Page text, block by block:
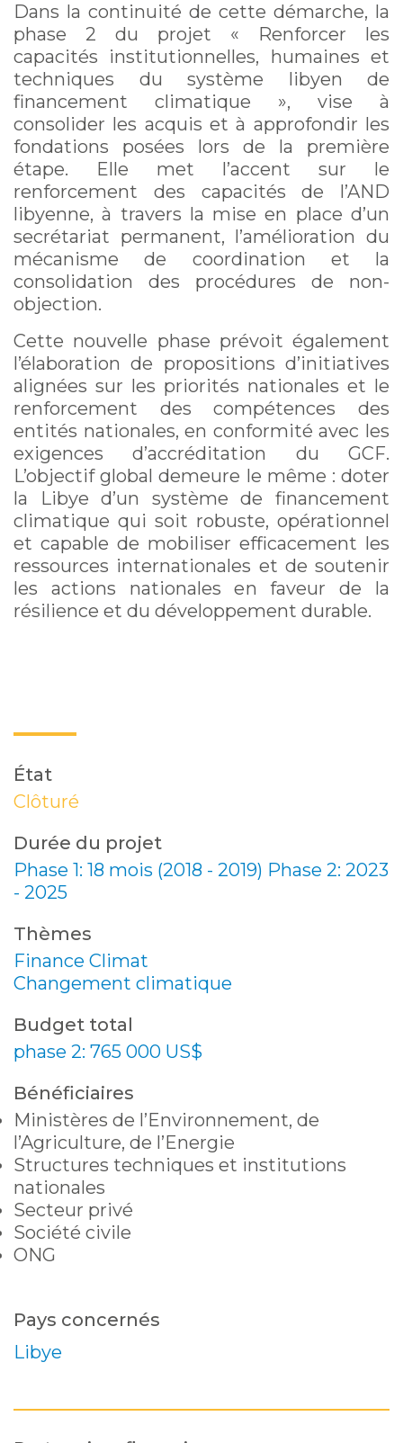
État
Clôturé
Durée du projet
Phase 1: 18 mois (2018 - 2019) Phase 2: 2023
- 2025
Thèmes
Finance Climat
Changement climatique
Budget total
phase 2: 765 000 US$
Bénéficiaires
Ministères de l’Environnement, de
l’Agriculture, de l’Energie
Structures techniques et institutions
nationales
Secteur privé
Société civile
ONG
Pays concernés
Libye
Dans la continuité de cette démarche, la
phase 2 du projet « Renforcer les
capacités institutionnelles, humaines et
techniques du système libyen de
financement climatique », vise à
consolider les acquis et à approfondir les
fondations posées lors de la première
étape. Elle met l’accent sur le
renforcement des capacités de l’AND
libyenne, à travers la mise en place d’un
secrétariat permanent, l’amélioration du
mécanisme de coordination et la
consolidation des procédures de non-
objection.
Cette nouvelle phase prévoit également
l’élaboration de propositions d’initiatives
alignées sur les priorités nationales et le
renforcement des compétences des
entités nationales, en conformité avec les
exigences d’accréditation du GCF.
L’objectif global demeure le même : doter
la Libye d’un système de financement
climatique qui soit robuste, opérationnel
et capable de mobiliser efficacement les
ressources internationales et de soutenir
les actions nationales en faveur de la
résilience et du développement durable.